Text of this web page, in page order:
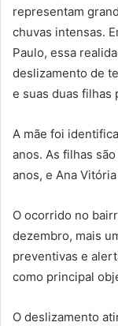
representam
chuvas intensas.
Paulo, essa
deslizamento de
e suas duas filhas
A mãe foi
anos. As filhas
anos, e Ana
O ocorrido no
dezembro, mais
preventivas e
como principal
O deslizamento